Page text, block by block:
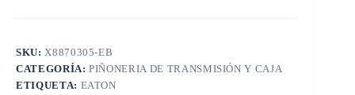
SKU:X8870305-EB
CATEGORÍA:PIÑONERIA DE TRANSMISIÓN Y CAJA
ETIQUETA: EATON